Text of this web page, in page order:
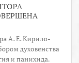
А. Е. Кирило-
духовенства
и панихида.